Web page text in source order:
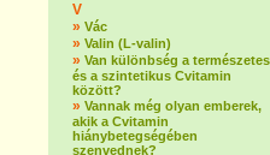
V
» Vác
» Valin (L-valin)
» Van különbség a természetes
és a szintetikus Cvitamin
között?
» Vannak még olyan emberek,
akik a Cvitamin
hiánybetegségében
szenvednek?